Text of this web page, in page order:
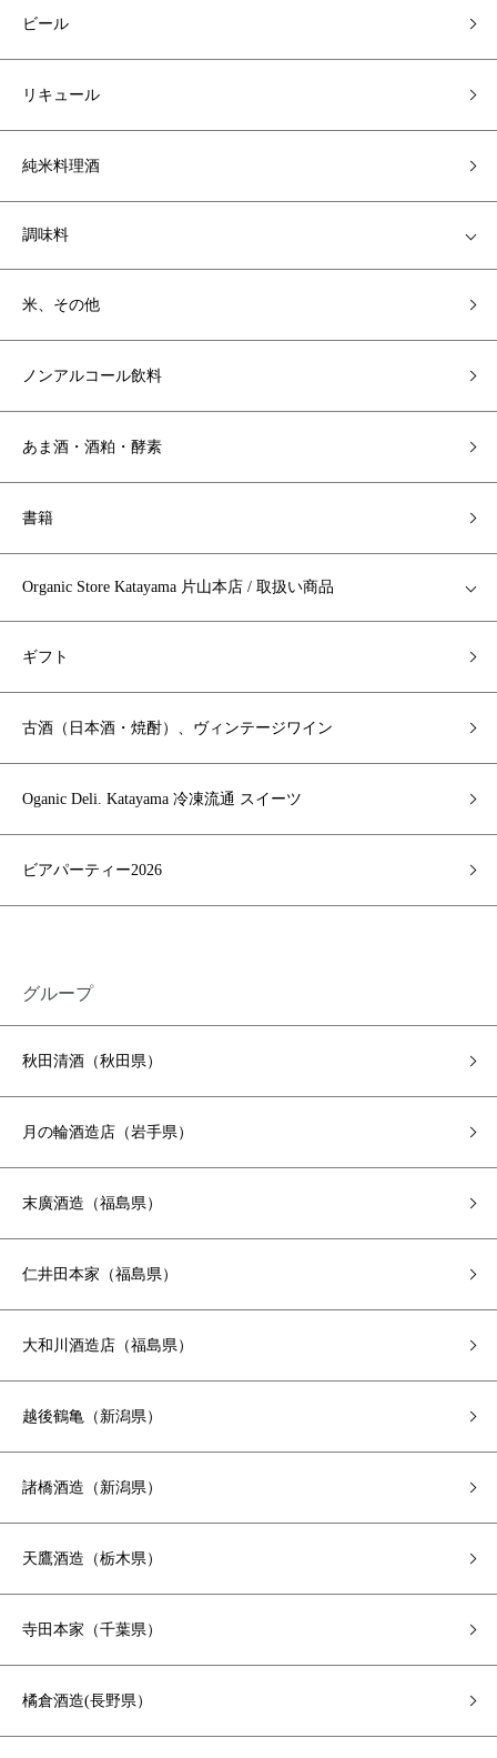
ビール
リキュール
純米料理酒
調味料
米、その他
ノンアルコール飲料
あま酒・酒粕・酵素
書籍
Organic Store Katayama 片山本店 / 取扱い商品
ギフト
古酒（日本酒・焼酎）、ヴィンテージワイン
Oganic Deli. Katayama 冷凍流通 スイーツ
ビアパーティー2026
グループ
秋田清酒（秋田県）
月の輪酒造店（岩手県）
末廣酒造（福島県）
仁井田本家（福島県）
大和川酒造店（福島県）
越後鶴亀（新潟県）
諸橋酒造（新潟県）
天鷹酒造（栃木県）
寺田本家（千葉県）
橘倉酒造(長野県）